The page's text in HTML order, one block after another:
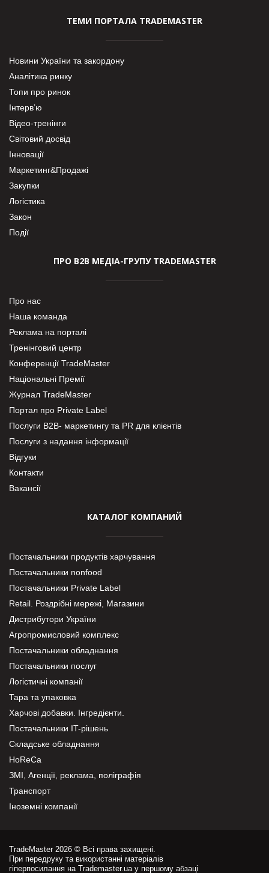
ТЕМИ ПОРТАЛА TRADEMASTER
Новини України та закордону
Аналітика ринку
Топи про ринок
Інтерв’ю
Відео-тренінги
Світовий досвід
Інновації
Маркетинг&Продажі
Закупки
Логістика
Закон
Події
ПРО В2В МЕДІА-ГРУПУ TRADEMASTER
Про нас
Наша команда
Реклама на порталі
Тренінговий центр
Конференції TradeMaster
Національні Премії
Журнал TradeMaster
Портал про Private Label
Послуги В2В- маркетингу та PR для клієнтів
Послуги з надання інформації
Відгуки
Контакти
Вакансії
КАТАЛОГ КОМПАНИЙ
Постачальники продуктів харчування
Постачальники nonfood
Постачальники Private Label
Retail. Роздрібні мережі, Магазини
Дистрибутори України
Агропромисловий комплекс
Постачальники обладнання
Постачальники послуг
Логістичні компанії
Тара та упаковка
Харчові добавки. Інгредієнти.
Постачальники IT-рішень
Складське обладнання
HoReCa
ЗМІ, Агенції, реклама, поліграфія
Транспорт
Іноземні компанії
TradeMaster 2026 © Всі права захищені.
При передруку та використанні матеріалів
гіперпосилання на Trademaster.ua у першому абзаці